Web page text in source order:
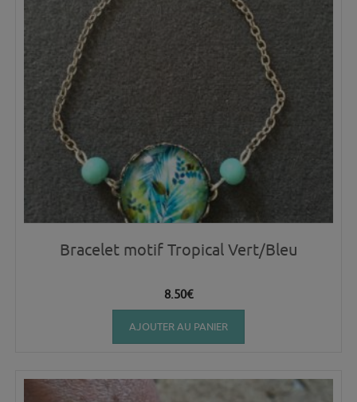
Bracelet motif Tropical Vert/Bleu
8.50€
AJOUTER AU PANIER